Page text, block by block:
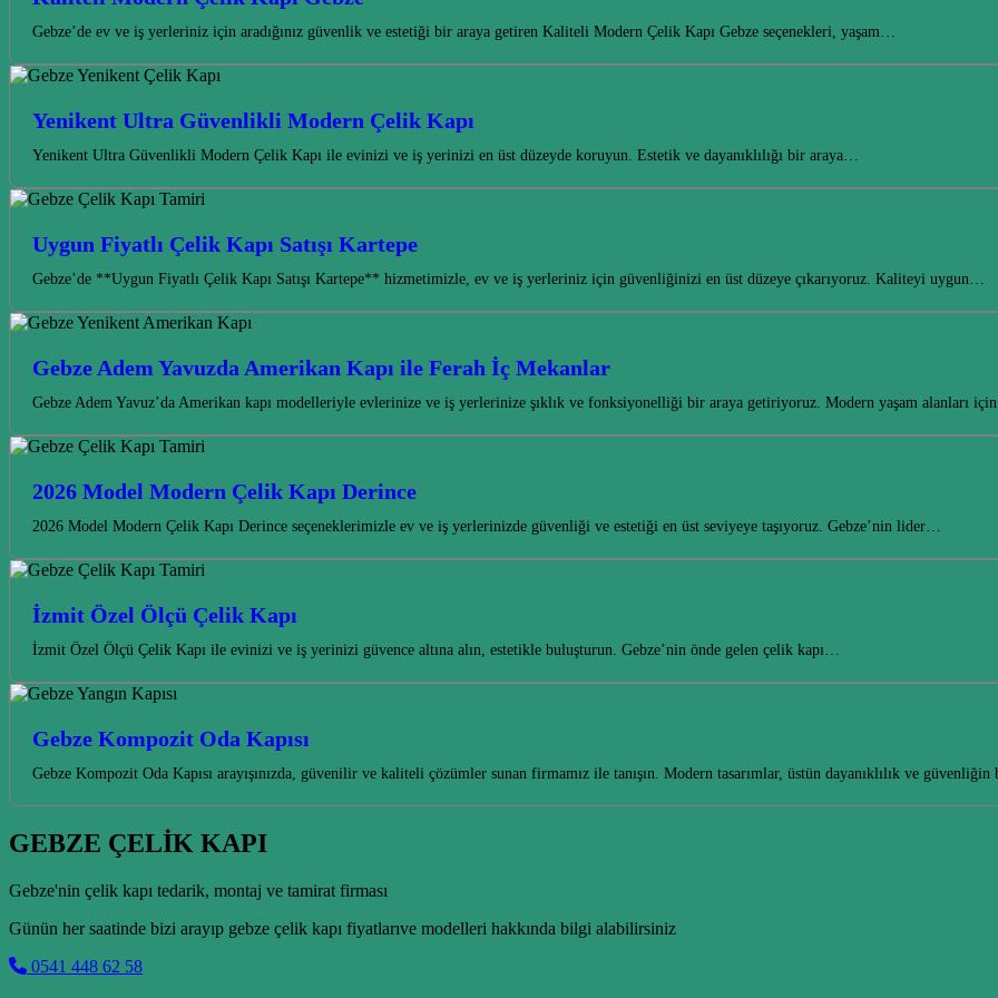
Gebze’de ev ve iş yerleriniz için aradığınız güvenlik ve estetiği bir araya getiren Kaliteli Modern Çelik Kapı Gebze seçenekleri, yaşam…
Yenikent Ultra Güvenlikli Modern Çelik Kapı
Yenikent Ultra Güvenlikli Modern Çelik Kapı ile evinizi ve iş yerinizi en üst düzeyde koruyun. Estetik ve dayanıklılığı bir araya…
Uygun Fiyatlı Çelik Kapı Satışı Kartepe
Gebze’de **Uygun Fiyatlı Çelik Kapı Satışı Kartepe** hizmetimizle, ev ve iş yerleriniz için güvenliğinizi en üst düzeye çıkarıyoruz. Kaliteyi uygun…
Gebze Adem Yavuzda Amerikan Kapı ile Ferah İç Mekanlar
Gebze Adem Yavuz’da Amerikan kapı modelleriyle evlerinize ve iş yerlerinize şıklık ve fonksiyonelliği bir araya getiriyoruz. Modern yaşam alanları
2026 Model Modern Çelik Kapı Derince
2026 Model Modern Çelik Kapı Derince seçeneklerimizle ev ve iş yerlerinizde güvenliği ve estetiği en üst seviyeye taşıyoruz. Gebze’nin lider…
İzmit Özel Ölçü Çelik Kapı
İzmit Özel Ölçü Çelik Kapı ile evinizi ve iş yerinizi güvence altına alın, estetikle buluşturun. Gebze’nin önde gelen çelik kapı…
Gebze Kompozit Oda Kapısı
Gebze Kompozit Oda Kapısı arayışınızda, güvenilir ve kaliteli çözümler sunan firmamız ile tanışın. Modern tasarımlar, üstün dayanıklılık ve
GEBZE ÇELİK KAPI
Gebze'nin çelik kapı tedarik, montaj ve tamirat firması
Günün her saatinde bizi arayıp gebze çelik kapı fiyatlarıve modelleri hakkında bilgi alabilirsiniz
0541 448 62 58